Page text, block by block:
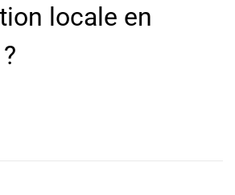
locale en